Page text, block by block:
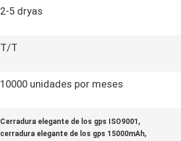
2-5 dryas
T/T
10000 unidades por meses
Cerradura elegante de los gps ISO9001 ,
cerradura elegante de los gps 15000mAh,